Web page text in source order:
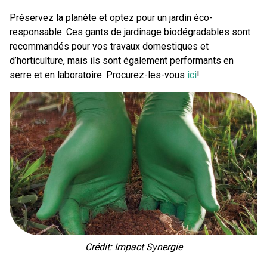
Préservez la planète et optez pour un jardin éco-
responsable. Ces gants de jardinage biodégradables sont
recommandés pour vos travaux domestiques et
d’horticulture, mais ils sont également performants en
serre et en laboratoire. Procurez-les-vous ici!
Crédit: Impact Synergie